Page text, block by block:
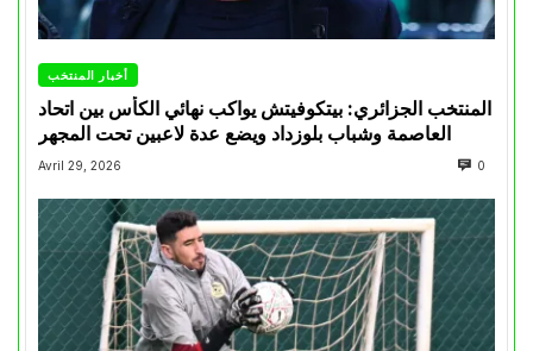
أخبار المنتخب
المنتخب الجزائري: بيتكوفيتش يواكب نهائي الكأس بين اتحاد
العاصمة وشباب بلوزداد ويضع عدة لاعبين تحت المجهر
Avril 29, 2026 0